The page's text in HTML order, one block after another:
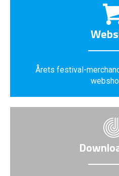
Årets festival-